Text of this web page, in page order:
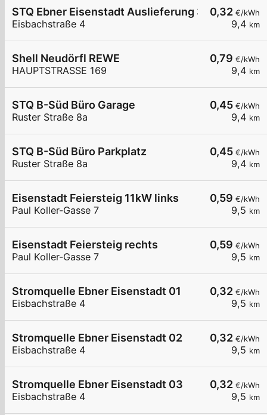
0,32 €/kWh
9,4 km
STQ Ebner Eisenstadt Auslieferung 3
Eisbachstraße 4
0,79 €/kWh
9,4 km
Shell Neudörfl REWE
HAUPTSTRASSE 169
0,45 €/kWh
9,4 km
STQ B-Süd Büro Garage
Ruster Straße 8a
0,45 €/kWh
9,4 km
STQ B-Süd Büro Parkplatz
Ruster Straße 8a
0,59 €/kWh
9,5 km
Eisenstadt Feiersteig 11kW links
Paul Koller-Gasse 7
0,59 €/kWh
9,5 km
Eisenstadt Feiersteig rechts
Paul Koller-Gasse 7
0,32 €/kWh
9,5 km
Stromquelle Ebner Eisenstadt 01
Eisbachstraße 4
0,32 €/kWh
9,5 km
Stromquelle Ebner Eisenstadt 02
Eisbachstraße 4
0,32 €/kWh
9,5 km
Stromquelle Ebner Eisenstadt 03
Eisbachstraße 4